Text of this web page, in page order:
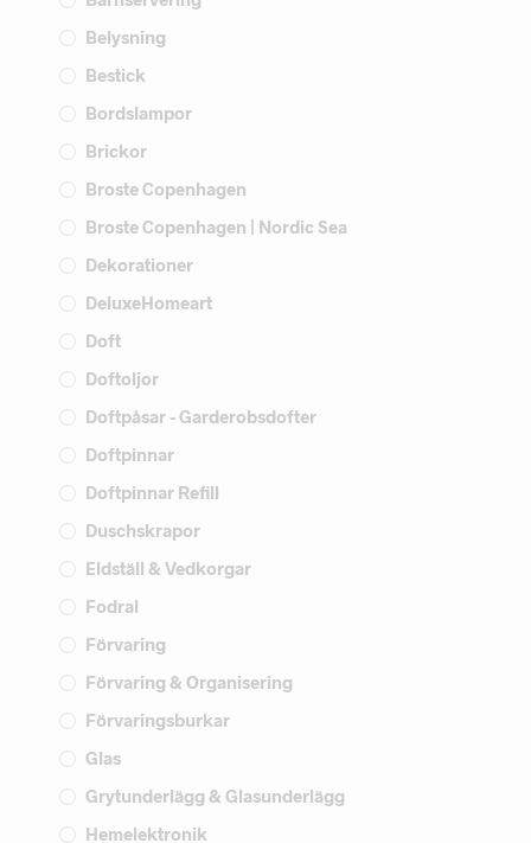
Belysning
Bestick
Bordslampor
Brickor
Broste Copenhagen
Broste Copenhagen | Nordic Sea
Dekorationer
DeluxeHomeart
Doft
Doftoljor
Doftpåsar - Garderobsdofter
Doftpinnar
Doftpinnar Refill
Duschskrapor
Eldställ & Vedkorgar
Fodral
Förvaring
Förvaring & Organisering
Förvaringsburkar
Glas
Grytunderlägg & Glasunderlägg
Hemelektronik